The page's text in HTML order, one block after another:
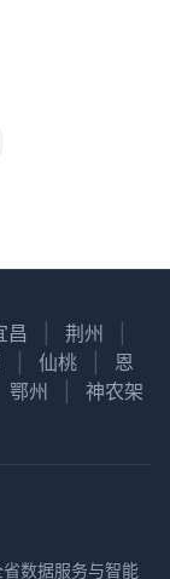
昌 荆州
仙桃
恩
鄂州
神农架
数据服务与智能